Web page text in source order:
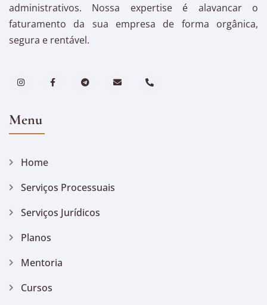
administrativos. Nossa expertise é alavancar o
faturamento da sua empresa de forma orgânica,
segura e rentável.
Menu
Home
Serviços Processuais
Serviços Jurídicos
Planos
Mentoria
Cursos